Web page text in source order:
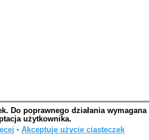
Do poprawnego działania wymagana
użytkownika.
∙ Akceptuję użycie ciasteczek